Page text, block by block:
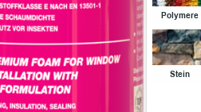
Polymere
Stein